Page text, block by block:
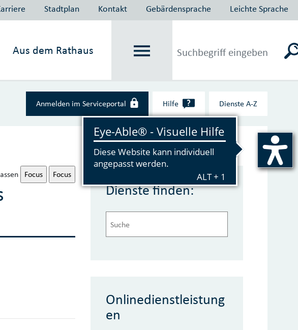
Stadtplan Kontakt Gebärdensprache Leichte Sprache
Aus dem Rathaus
Anmelden im Serviceportal Hilfe ? Dienste A‑Z
Focus Focus
Dienste finden:
Onlinedienstleistung
en